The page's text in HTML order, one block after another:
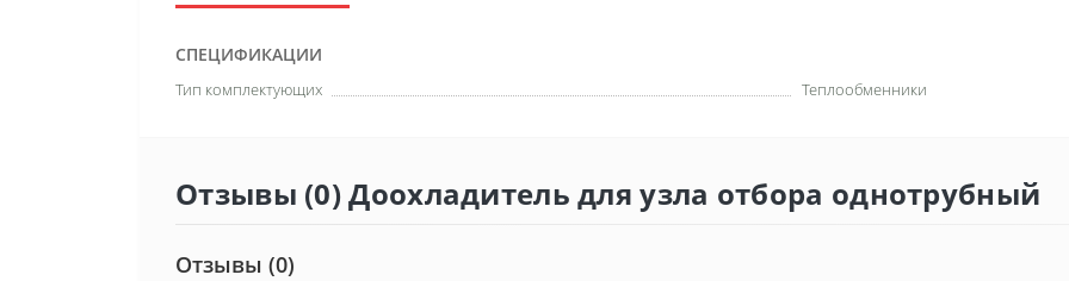
СПЕЦИФИКАЦИИ
Тип комплектующих Теплообменники
Отзывы (0) Доохладитель для узла отбора однотрубный
Отзывы (0)